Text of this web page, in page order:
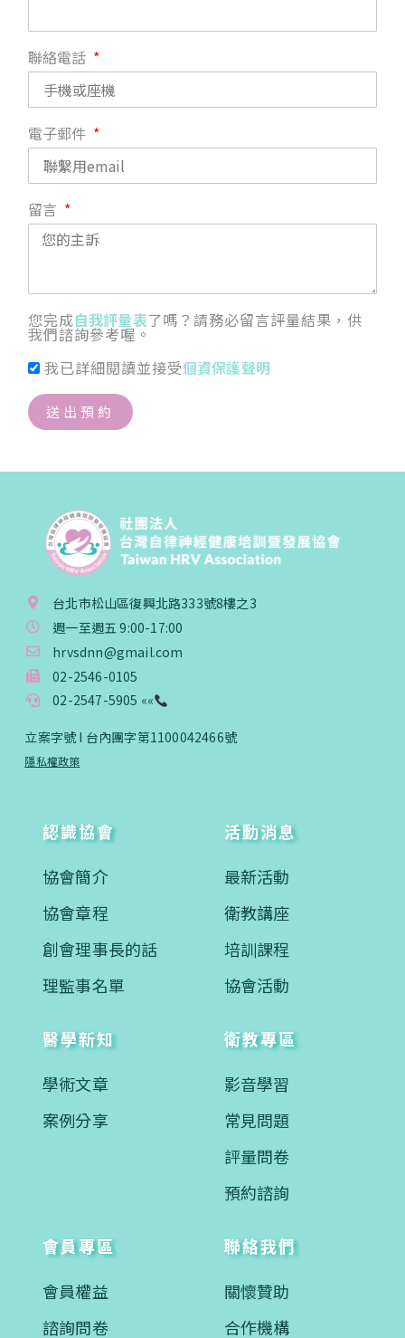
聯絡電話
電子郵件
留言
您完成自我評量表了嗎？請務必留言評量結果，供
我們諮詢參考喔。
我已詳細閱讀並接受個資保護聲明
送出預約
台北市松山區復興北路333號8樓之3
週一至週五 9:00-17:00
hrvsdnn@gmail.com
02-2546-0105
02-2547-5905 ««
立案字號 I 台內團字第1100042466號
隱私權政策
認識協會
協會簡介
協會章程
創會理事長的話
理監事名單
活動消息
最新活動
衛教講座
培訓課程
協會活動
醫學新知
學術文章
案例分享
衛教專區
影音學習
常見問題
評量問卷
預約諮詢
會員專區
會員權益
諮詢問卷
聯絡我們
關懷贊助
合作機構